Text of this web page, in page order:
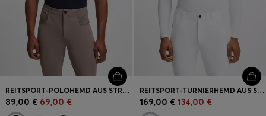
REITSPORT-POLOHEMD AUS STRETCH-BAUMWOLLE MIT LOGO-AUFNÄHER
89,00 € 69,00 €
REITSPORT-TURNIERHEMD AUS SUPER-STRETCH-MATERIAL
169,00 € 134,00 €